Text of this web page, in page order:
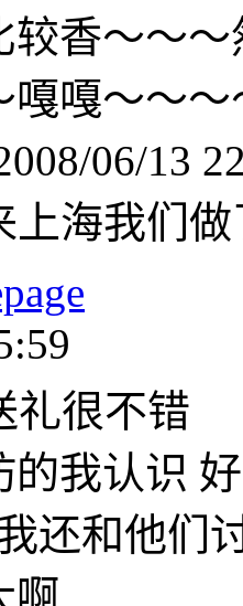
较香～～
嘎嘎～～
06/13
上海我们
礼很不错
的我认识
还和他们
啊